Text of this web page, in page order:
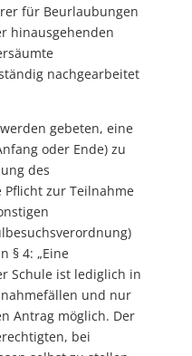
für Beurlaubungen
hinausgehenden
nachgearbeitet
gebeten, eine
oder Ende) zu
des
zur Teilnahme
§ 4: „Eine
Schule ist lediglich in
und nur
Antrag möglich. Der
bei